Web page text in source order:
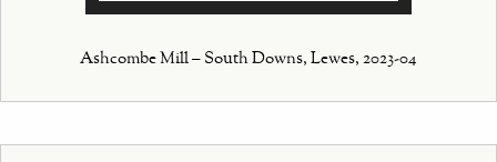
Ashcombe Mill – South Downs, Lewes, 2023-04